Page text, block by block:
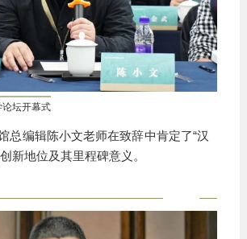
论坛开幕式
总编辑陈小文老师在致辞中肯定了“汉
新地位及其里程碑意义。